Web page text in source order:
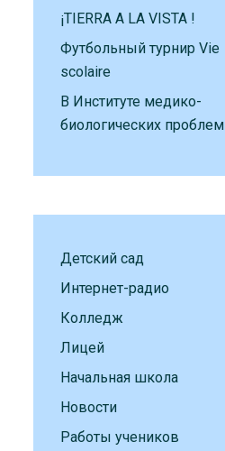
¡TIERRA A LA VISTA !
Футбольный турнир Vie
scolaire
В Институте медико-
биологических проблем
Детский сад
Интернет-радио
Колледж
Лицей
Начальная школа
Новости
Работы учеников